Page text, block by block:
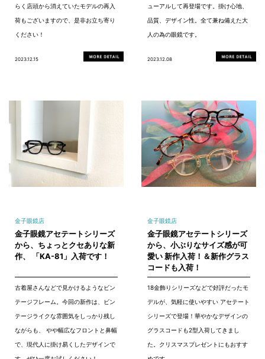
らく店頭から消えていたモデルの再入
荷もございますので、是非お立ち寄り
ください！
2023.12.15
ューアルして再登場です。掛け心地、
品質、デザイン性。全て兼ね備えた大
人の為の眼鏡です。
2023.12.08
金子眼鏡店
金子眼鏡アセテートシリーズ
から、ちょっとクセありな新
作、 「KA-81」入荷です！
古着屋さんなどで見かけるようなビン
テージフレーム。今回の新作は、ビン
テージライクな雰囲気をしっかり残し
ながらも、 やや幅広なフロントと鼻幅
で、現代人に掛け易くしたデザインで
金子眼鏡店
金子眼鏡アセテートシリーズ
から、小ぶりなサイズ感が可
愛い 新作入荷！＆新作グラス
コードも入荷！
18金飾りシリーズなどで好評だったモ
デルが、気軽に使いやすい アセテート
シリーズで登場！華やかなデザインの
グラスコードも2型入荷してきまし
た。クリスマスプレゼントにもおすす